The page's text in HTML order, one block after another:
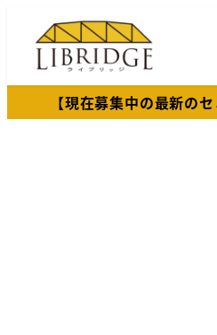
ン
【現在募集中の最新の